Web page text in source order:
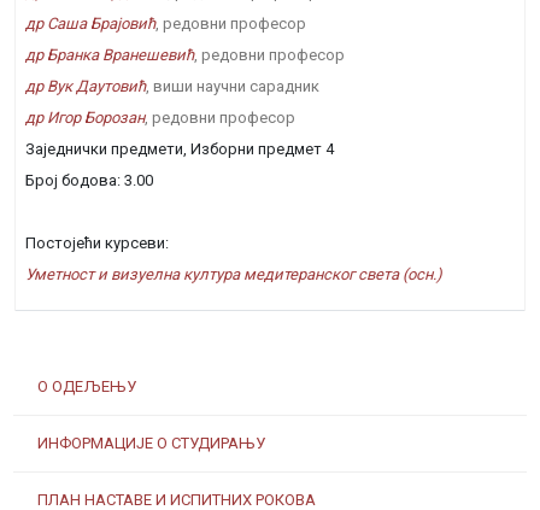
О ОДЕЉЕЊУ
ИНФОРМАЦИЈЕ О СТУДИРАЊУ
ПЛАН НАСТАВЕ И ИСПИТНИХ РОКОВА
др Саша Брајовић, редовни професор
др Бранка Вранешевић, редовни професор
др Вук Даутовић, виши научни сарадник
др Игор Борозан, редовни професор
Заједнички предмети, Изборни предмет 4
Број бодова: 3.00
Постојећи курсеви:
Уметност и визуелна култура медитеранског света (осн.)